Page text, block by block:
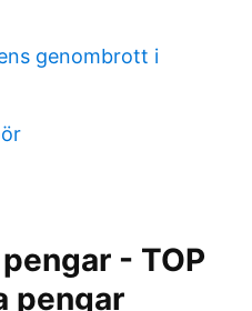
genombrott i
- TOP
pengar